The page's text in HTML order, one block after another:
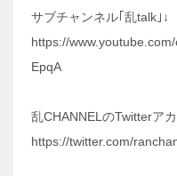
サブチャンネル｢乱talk｣↓
https://
EpqA
乱CHANNELのTwitterア
https://twitter.com/